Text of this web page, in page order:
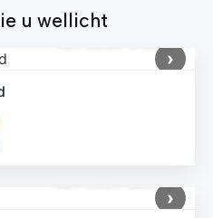
u wellicht
›
›